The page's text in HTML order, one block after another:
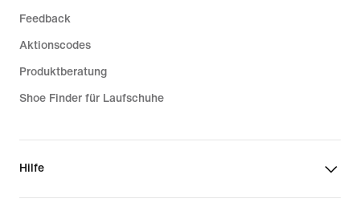
Feedback
Aktionscodes
Produktberatung
Shoe Finder für Laufschuhe
Hilfe